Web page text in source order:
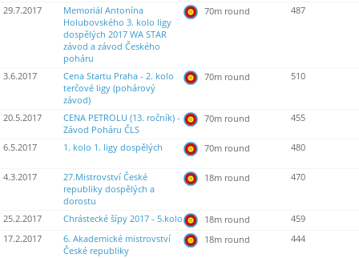
29.7.2017
Memoriál Antonína
Holubovského 3. kolo ligy
dospělých 2017 WA STAR
závod a závod Českého
poháru
70m round 487
3.6.2017
Cena Startu Praha - 2. kolo
terčové ligy (pohárový
závod)
70m round 510
20.5.2017
CENA PETROLU (13. ročník) -
Závod Poháru ČLS
70m round 455
6.5.2017 1. kolo 1. ligy dospělých 70m round 480
4.3.2017
27.Mistrovství České
republiky dospělých a
dorostu
18m round 470
25.2.2017 Chrástecké šípy 2017 - 5.kolo 18m round
459
17.2.2017
6. Akademické mistrovství
České republiky
18m round 444